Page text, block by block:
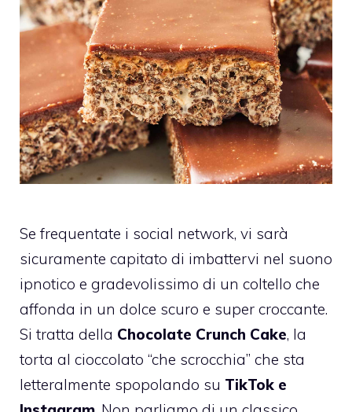
Se frequentate i social network, vi sarà
sicuramente capitato di imbattervi nel suono
ipnotico e gradevolissimo di un coltello che
affonda in un dolce scuro e super croccante.
Si tratta della Chocolate Crunch Cake, la
torta al cioccolato “che scrocchia” che sta
letteralmente spopolando su TikTok e